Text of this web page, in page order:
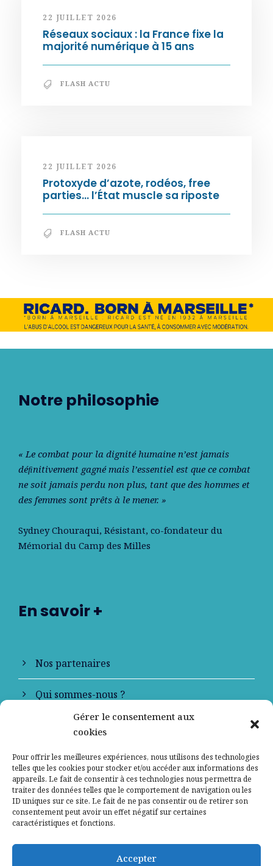
Gérer le consentement aux
cookies
Pour offrir les meilleures expériences, nous utilisons des technologies
telles que les cookies pour stocker et/ou accéder aux informations des
appareils. Le fait de consentir à ces technologies nous permettra de
traiter des données telles que le comportement de navigation ou les
ID uniques sur ce site. Le fait de ne pas consentir ou de retirer son
consentement peut avoir un effet négatif sur certaines
caractéristiques et fonctions.
Accepter
22 JUILLET 2026
Réseaux sociaux : la France fixe la
majorité numérique à 15 ans
FLASH ACTU
22 JUILLET 2026
Protoxyde d’azote, rodéos, free
parties… l’État muscle sa riposte
FLASH ACTU
Notre philosophie
« Le combat pour la dignité humaine n’est jamais
déﬁnitivement gagné mais l’essentiel est que ce combat
ne soit jamais perdu non plus, tant que des hommes et
des femmes sont prêts à le mener. »
Sydney Chouraqui, Résistant, co-fondateur du
Mémorial du Camp des Milles
En savoir +
Nos partenaires
Qui sommes-nous ?
Contactez-nous
Mentions légales
Politique de confidentialité